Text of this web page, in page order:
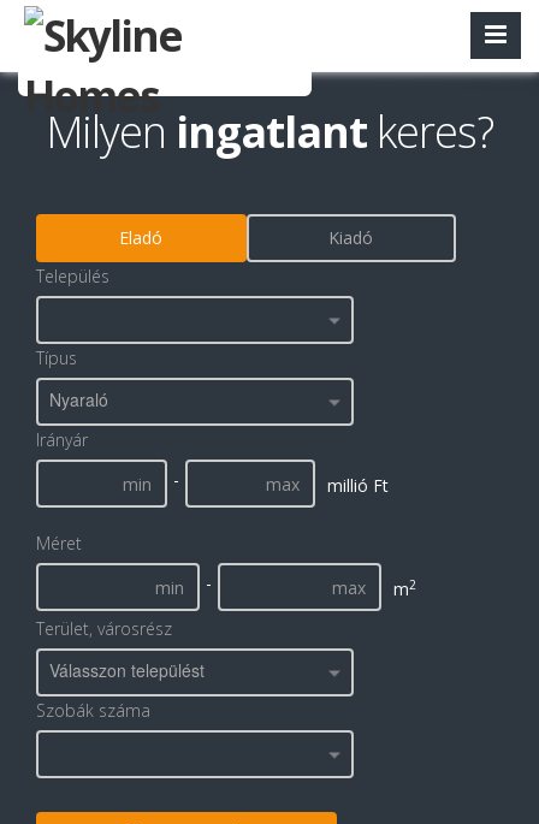
Milyen ingatlant keres?
Eladó
Kiadó
Település
Típus
Nyaraló
Irányár
-
millió Ft
Méret
-
m2
Terület, városrész
Válasszon települést
Szobák száma